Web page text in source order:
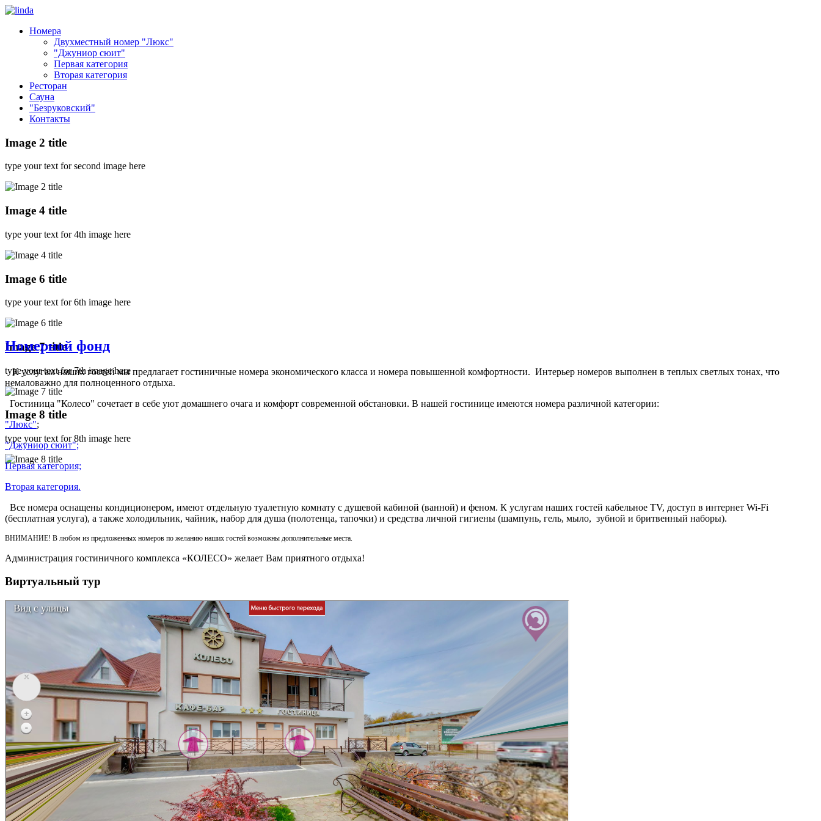
Номера
Двухместный номер "Люкс"
"Джуниор сюит"
Первая категория
Вторая категория
Ресторан
Сауна
"Безруковский"
Контакты
Image 2 title
type your text for second image here
Image 4 title
type your text for 4th image here
Image 6 title
type your text for 6th image here
Image 7 title
type your text for 7th image here
Image 8 title
type your text for 8th image here
Номерной фонд
К услугам наших гостей мы предлагает гостиничные номера экономического класса и номера повышенной комфортности. Интерьер номеров выполнен в теплых светлых тонах, что
немаловажно для полноценного отдыха.
Гостиница "Колесо" сочетает в себе уют домашнего очага и комфорт современной обстановки. В нашей гостинице имеются номера различной категории:
"Люкс";
"Джуниор сюит";
Первая категория;
Вторая категория.
Все номера оснащены кондиционером, имеют отдельную туалетную комнату с душевой кабиной (ванной) и феном. К услугам наших гостей кабельное TV, доступ в интернет Wi-Fi
(бесплатная услуга), а также холодильник, чайник, набор для душа (полотенца, тапочки) и средства личной гигиены (шампунь, гель, мыло, зубной и бритвенный наборы).
ВНИМАНИЕ! В любом из предложенных номеров по желанию наших гостей возможны дополнительные места.
Администрация гостиничного комплекса «КОЛЕСО» желает Вам приятного отдыха!
Виртуальный тур